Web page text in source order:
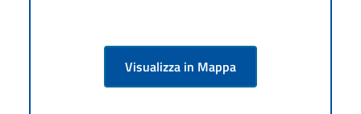
Visualizza in Mappa